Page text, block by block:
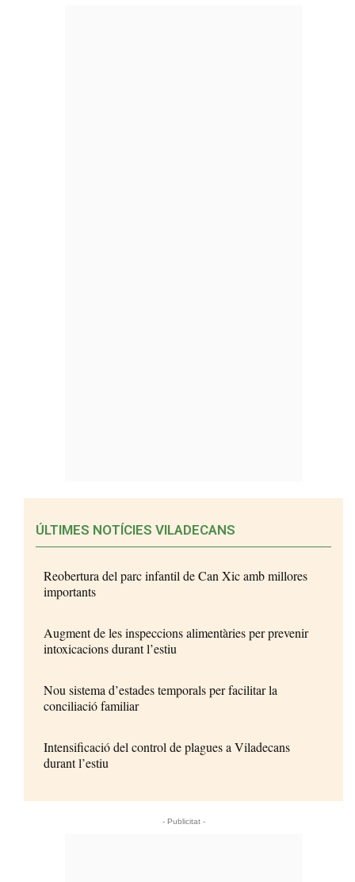
ÚLTIMES NOTÍCIES VILADECANS
Reobertura del parc infantil de Can Xic amb millores
importants
Augment de les inspeccions alimentàries per prevenir
intoxicacions durant l’estiu
Nou sistema d’estades temporals per facilitar la
conciliació familiar
Intensificació del control de plagues a Viladecans
durant l’estiu
- Publicitat -